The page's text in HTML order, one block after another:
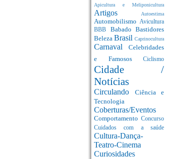
Apicultura e Meliponicultura
Artigos Autoestima
Automobilismo Avicultura
BBB Babado Bastidores
Beleza Brasil Caprinocultura
Carnaval Celebridades
e Famosos Ciclismo
Cidade /
Notícias
Circulando Ciência e
Tecnologia
Coberturas/Eventos
Comportamento Concurso
Cuidados com a saúde
Cultura-Dança-
Teatro-Cinema
Curiosidades